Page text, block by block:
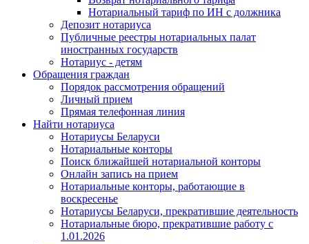
Нотариальный тариф по ИН с должника
Депозит нотариуса
Публичные реестры нотариальных палат
иностранных государств
Нотариус - детям
Обращения граждан
Порядок рассмотрения обращений
Личный прием
Прямая телефонная линия
Найти нотариуса
Нотариусы Беларуси
Нотариальные конторы
Поиск ближайшей нотариальной конторы
Онлайн запись на прием
Нотариальные конторы, работающие в
воскресенье
Нотариусы Беларуси, прекратившие деятельность
Нотариальные бюро, прекратившие работу с
1.01.2026